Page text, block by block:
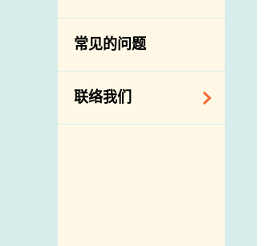
相关政府部门／机
构
常见的问题
联络我们